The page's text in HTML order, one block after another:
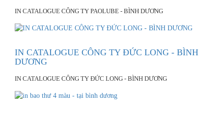
IN CATALOGUE CÔNG TY PAOLUBE - BÌNH DƯƠNG
IN CATALOGUE CÔNG TY ĐỨC LONG - BÌNH
DƯƠNG
IN CATALOGUE CÔNG TY ĐỨC LONG - BÌNH DƯƠNG